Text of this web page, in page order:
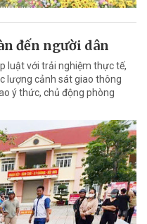
đến người dân
luật với trải nghiệm thực tế,
lượng cảnh sát giao thông
ý thức, chủ động phòng